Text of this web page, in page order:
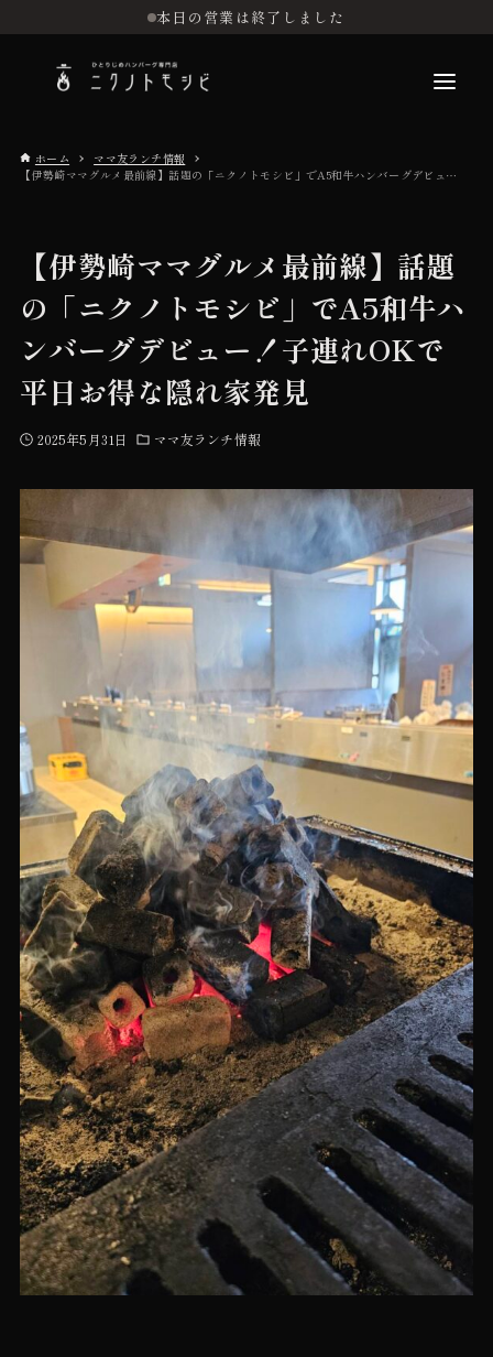
本日の営業は終了しました
お品書き
初めての方へ
ホーム
ママ友ランチ情報
【伊勢崎ママグルメ最前線】話題の「ニクノトモシビ」でA5和牛ハンバーグデビュー！子連れOKで平日お得な隠れ家発見
【伊勢崎ママグルメ最前線】話題
の「ニクノトモシビ」でA5和牛ハ
ンバーグデビュー！子連れOKで
平日お得な隠れ家発見
2025年5月31日 ママ友ランチ情報